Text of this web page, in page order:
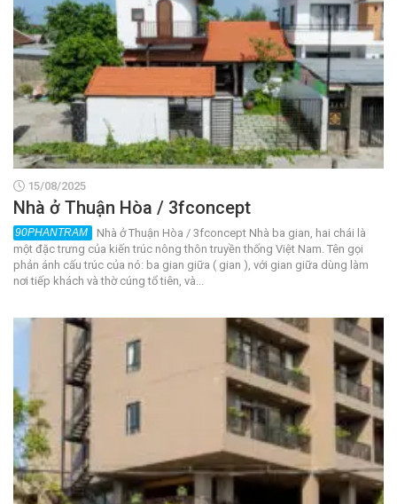
15/08/2025
Nhà ở Thuận Hòa / 3fconcept
Nhà ở Thuận Hòa / 3fconcept Nhà ba gian, hai chái là
một đặc trưng của kiến trúc nông thôn truyền thống Việt Nam. Tên gọi
phản ánh cấu trúc của nó: ba gian giữa ( gian ), với gian giữa dùng làm
nơi tiếp khách và thờ cúng tổ tiên, và...